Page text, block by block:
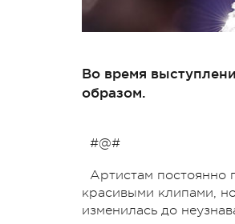
Во время
образом.
#@#
Артистам постоянно
красивыми клипами,
изменилась до